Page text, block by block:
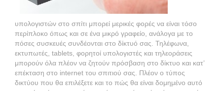
υπολογιστών στο σπίτι μπορεί μερικές φορές να είναι τόσο
περίπλοκο όπως και σε ένα μικρό γραφείο, ανάλογα με το
πόσες συσκευές συνδέονται στο δίκτυό σας. Τηλέφωνα,
εκτυπωτές, tablets, φορητοί υπολογιστές και τηλεοράσεις
μπορούν όλα πλέον να ζητούν πρόσβαση στο δίκτυο και κατ’
επέκταση στο internet του σπιτιού σας. Πλέον ο τύπος
δικτύου που θα επιλέξετε και το πώς θα είναι δομημένο αυτό